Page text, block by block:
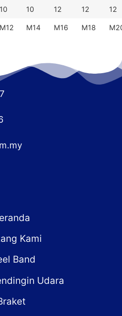
10 10 12 12 12
M12 M14 M16 M18
Kami
Band
Udara